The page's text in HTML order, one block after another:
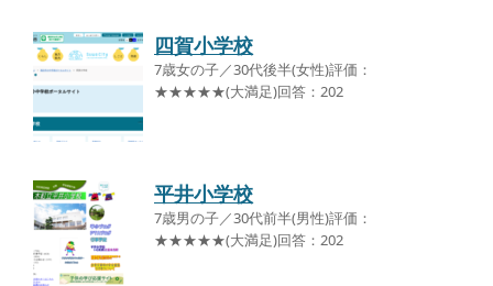
四賀小学校
7歳女の子／30代後半(女性)評価：
★★★★★(大満足)回答：202
平井小学校
7歳男の子／30代前半(男性)評価：
★★★★★(大満足)回答：202